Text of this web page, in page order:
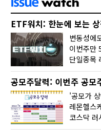
ETF워치: 한눈에 보는
단일종목
공모주달력: 이번주 공모
'공모가